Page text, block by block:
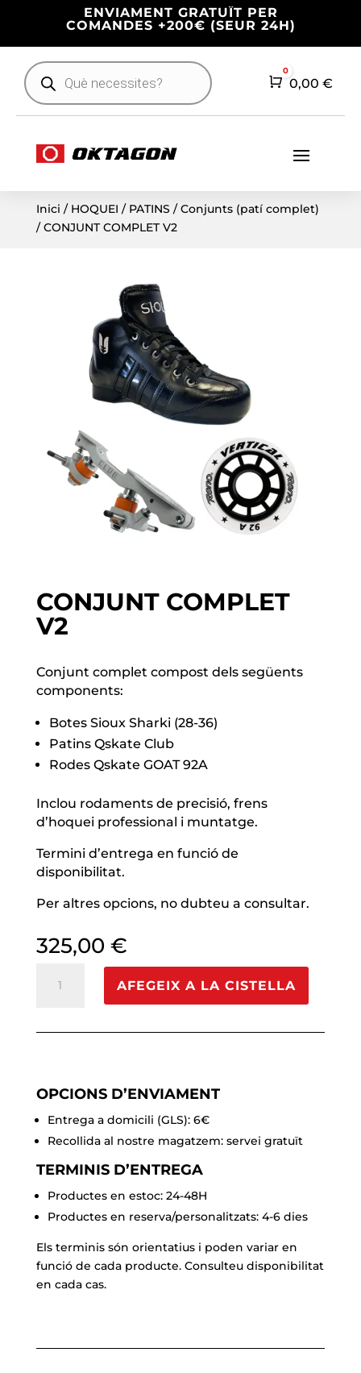
ENVIAMENT GRATUÏT PER
COMANDES +200€ (SEUR 24H)
Products
search Cart
0
0,00 €
Inici / HOQUEI / PATINS /Conjunts (patí complet)
/ CONJUNT COMPLET V2
CONJUNT COMPLET
V2
Conjunt complet compost dels següents
components:
Botes Sioux Sharki (28-36)
Patins Qskate Club
Rodes Qskate GOAT 92A
Inclou rodaments de precisió, frens
d’hoquei professional i muntatge.
Termini d’entrega en funció de
disponibilitat.
Per altres opcions, no dubteu a consultar.
325,00 €
AFEGEIX A LA CISTELLA
OPCIONS D’ENVIAMENT
Entrega a domicili (GLS): 6€
Recollida al nostre magatzem: servei gratuït
TERMINIS D’ENTREGA
Productes en estoc: 24-48H
Productes en reserva/personalitzats: 4-6 dies
Els terminis són orientatius i poden variar en
funció de cada producte. Consulteu disponibilitat
en cada cas.